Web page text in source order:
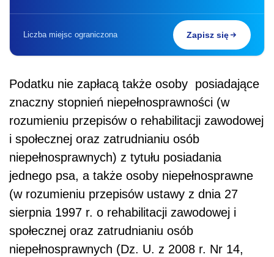
Liczba miejsc ograniczona Zapisz się
Podatku nie zapłacą także osoby posiadające
znaczny stopnień niepełnosprawności (w
rozumieniu przepisów o rehabilitacji zawodowej
i społecznej oraz zatrudnianiu osób
niepełnosprawnych) z tytułu posiadania
jednego psa, a także osoby niepełnosprawne
(w rozumieniu przepisów ustawy z dnia 27
sierpnia 1997 r. o rehabilitacji zawodowej i
społecznej oraz zatrudnianiu osób
niepełnosprawnych (Dz. U. z 2008 r. Nr 14,